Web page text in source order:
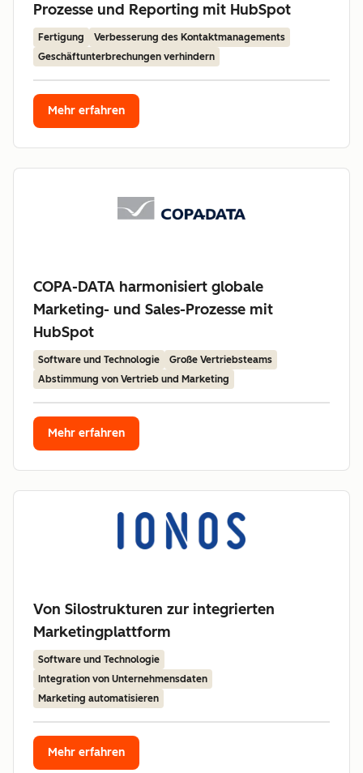
Prozesse und Reporting mit HubSpot
Fertigung
Verbesserung des Kontaktmanagements
Geschäftunterbrechungen verhindern
Mehr erfahren
COPA-DATA harmonisiert globale
Marketing- und Sales-Prozesse mit
HubSpot
Software und Technologie
Große Vertriebsteams
Abstimmung von Vertrieb und Marketing
Mehr erfahren
Von Silostrukturen zur integrierten
Marketingplattform
Software und Technologie
Integration von Unternehmensdaten
Marketing automatisieren
Mehr erfahren